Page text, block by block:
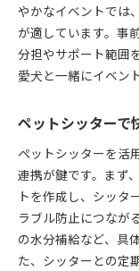
やかなイベントでは
が適しています。事
分担やサポート範囲
愛犬と一緒にイベン
ペットシッターで
ペットシッターを活
連携が鍵です。まず
トを作成し、シッタ
ラブル防止につなが
の水分補給など、具
た、シッターとの定